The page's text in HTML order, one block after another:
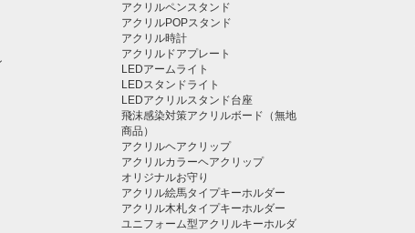
アクリルペンスタンド
アクリルPOPスタンド
アクリル時計
アクリルドアプレート
LEDアームライト
LEDスタンドライト
LEDアクリルスタンド台座
飛沫感染対策アクリルボード（無地
商品）
アクリルヘアクリップ
アクリルカラーヘアクリップ
オリジナルお守り
アクリル絵馬タイプキーホルダー
アクリル木札タイプキーホルダー
ユニフォーム型アクリルキーホルダ